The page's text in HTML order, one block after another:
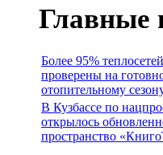
Главные
Более 95%
проверены на
отопительному
В Кузбассе по
открылось
пространство